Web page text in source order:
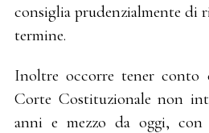
consiglia prudenzialmente di
termine.
Inoltre occorre tener conto
Corte Costituzionale non
anni e mezzo da oggi, con